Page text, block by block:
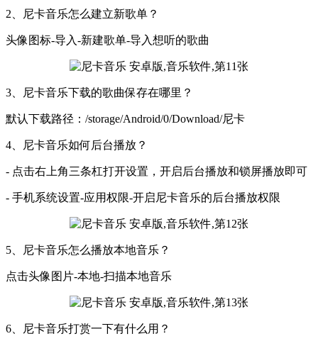
2、尼卡音乐怎么建立新歌单？
头像图标-导入-新建歌单-导入想听的歌曲
3、尼卡音乐下载的歌曲保存在哪里？
默认下载路径：/storage/Android/0/Download/尼卡
4、尼卡音乐如何后台播放？
- 点击右上角三条杠打开设置，开启后台播放和锁屏播放即可
- 手机系统设置-应用权限-开启尼卡音乐的后台播放权限
5、尼卡音乐怎么播放本地音乐？
点击头像图片-本地-扫描本地音乐
6、尼卡音乐打赏一下有什么用？